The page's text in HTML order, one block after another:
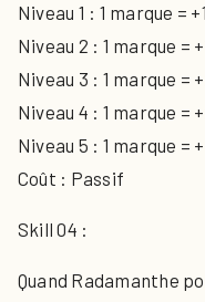
Niveau 1 : 1 marque =
Niveau 2 : 1 marque =
Niveau 3 : 1 marque =
Niveau 4 : 1 marque =
Niveau 5 : 1 marque =
Coût : Passif
Skill 04 :
Quand Radamanthe